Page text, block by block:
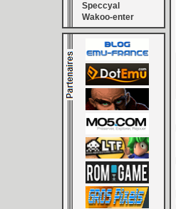
Speccyal
Wakoo-enter